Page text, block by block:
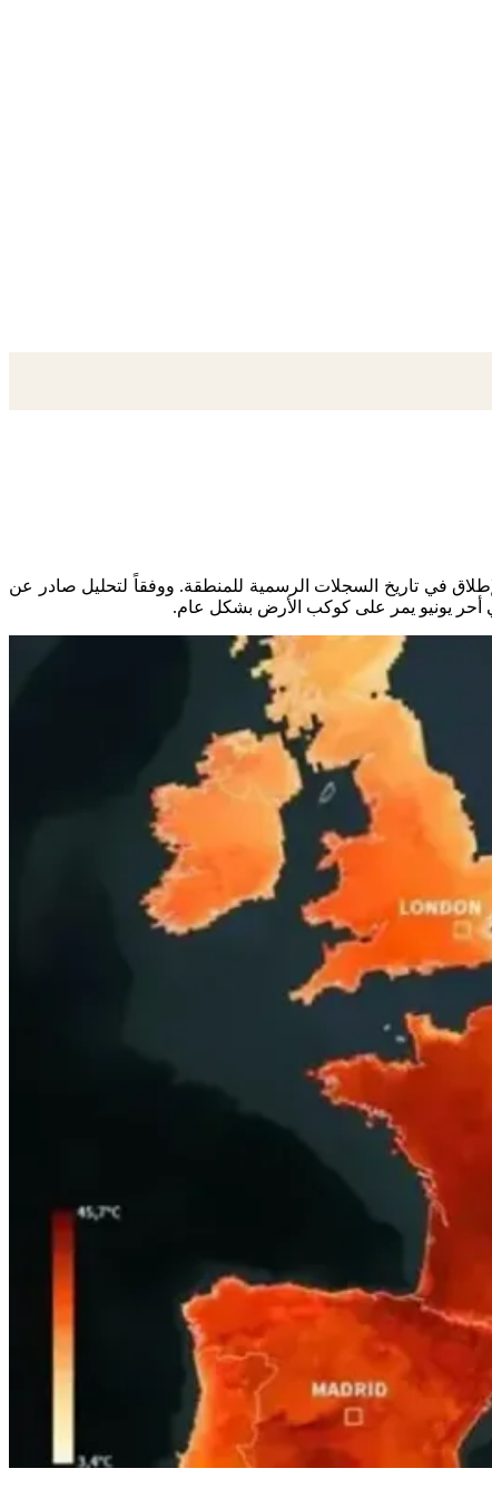
جعلته الشهر الأكثر حرارة على الإطلاق في تاريخ السجلات الرسمية للمنطقة. ووفقاً لتحليل صادر عن